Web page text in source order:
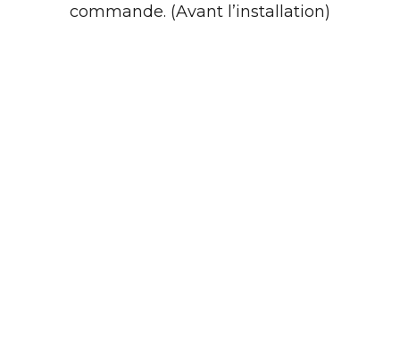
commande. (Avant l’installation)